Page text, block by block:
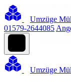
Umzüge
01579-2644085
Umzüge